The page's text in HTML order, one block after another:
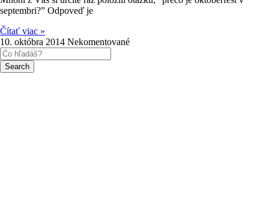
septembri?” Odpoveď je
Čítať viac »
10. októbra 2014 Nekomentované
Search